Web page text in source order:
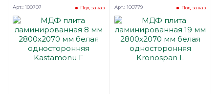
Под заказ
Арт.: 100707 Под заказ
Арт.: 100779